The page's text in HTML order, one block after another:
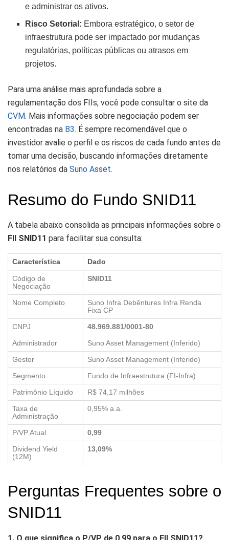
e administrar os ativos.
Risco Setorial: Embora estratégico, o setor de
infraestrutura pode ser impactado por mudanças
regulatórias, políticas públicas ou atrasos em
projetos.
Para uma análise mais aprofundada sobre a
regulamentação dos FIIs, você pode consultar o site da
CVM. Mais informações sobre negociação podem ser
encontradas na B3. É sempre recomendável que o
investidor avalie o perfil e os riscos de cada fundo antes de
tomar uma decisão, buscando informações diretamente
nos relatórios da Suno Asset.
Resumo do Fundo SNID11
A tabela abaixo consolida as principais informações sobre o
FII SNID11 para facilitar sua consulta:
Característica Dado
Código de
Negociação
SNID11
Nome Completo
Suno Infra Debêntures Infra Renda
Fixa CP
CNPJ 48.969.881/0001-80
Administrador Suno Asset Management (Inferido)
Gestor Suno Asset Management (Inferido)
Segmento Fundo de Infraestrutura (FI-Infra)
Patrimônio Líquido R$ 74,17 milhões
Taxa de
Administração
0,95% a.a.
P/VP Atual 0,99
Dividend Yield
(12M)
13,09%
Perguntas Frequentes sobre o
SNID11